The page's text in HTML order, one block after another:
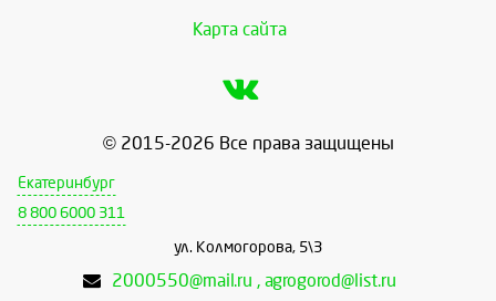
Карта сайта
© 2015-2026 Все права защищены
Екатеринбург
8 800 6000 311
ул. Колмогорова, 5\3
2000550@mail.ru , agrogorod@list.ru